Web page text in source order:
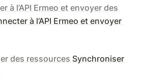
à l’API Ermeo et envoyer des
à l’API Ermeo et envoyer
des ressources Synchroniser